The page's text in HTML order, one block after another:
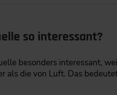
so interessant?
besonders interessant,
als die von Luft. Das